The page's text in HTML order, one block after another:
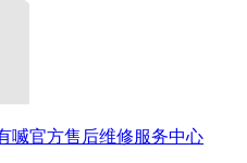
喴官方售后维修服务中心